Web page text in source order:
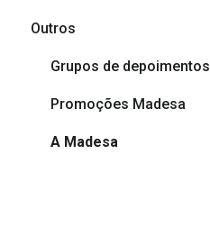
Afiliação Madesa
Outros
Grupos de depoimentos
Promoções Madesa
A Madesa